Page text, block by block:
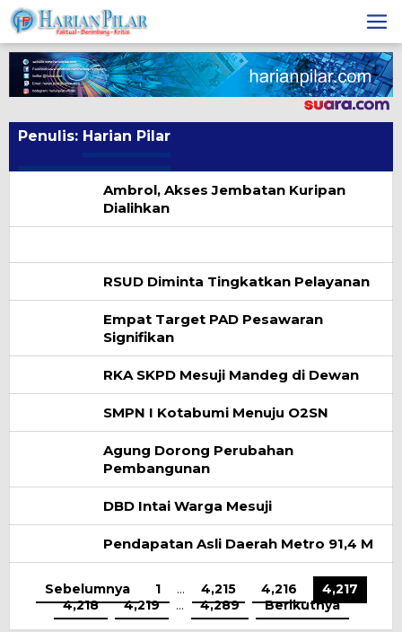
Skip
to
content
Penulis: Harian Pilar
Ambrol, Akses Jembatan Kuripan
Dialihkan
RSUD Diminta Tingkatkan Pelayanan
Empat Target PAD Pesawaran
Signifikan
RKA SKPD Mesuji Mandeg di Dewan
SMPN I Kotabumi Menuju O2SN
Agung Dorong Perubahan
Pembangunan
DBD Intai Warga Mesuji
Pendapatan Asli Daerah Metro 91,4 M
Sebelumnya 1 … 4,215 4,216
4,217
4,218
4,219 … 4,289 Berikutnya